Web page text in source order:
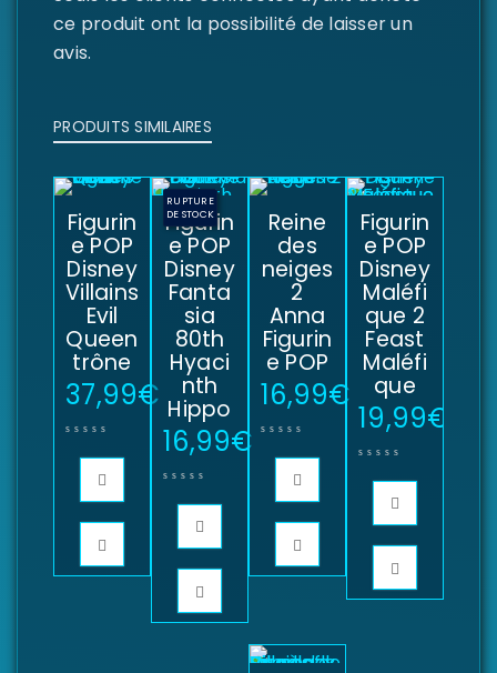
ce produit ont la possibilité de laisser un
avis.
PRODUITS SIMILAIRES
Figurin
e POP
Disney
Villains
Evil
Queen
trône
37,99€
RUPTURE
DE STOCK
Figurin
e POP
Disney
Fanta
sia
80th
Hyaci
nth
Hippo
16,99€
Reine
des
neiges
2
Anna
Figurin
e POP
16,99€
Figurin
e POP
Disney
Maléfi
que 2
Feast
Maléfi
que
19,99€